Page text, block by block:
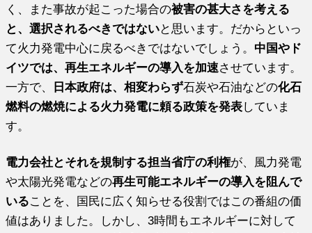
く、また事故が起こった場合の被害の甚大さを考える
と、選択されるべきではないと思います。だからといっ
て火力発電中心に戻るべきではないでしょう。 中国やド
イツでは、再生エネルギーの導入を加速させています。
一方で、
日本政府は、相変わらず石炭や石油などの化石
燃料の燃焼による火力発電に頼る政策を発表していま
す。
電力会社とそれを規制する担当省庁の利権が、風力発電
や太陽光発電などの再生可能エネルギーの導入を阻んで
いることを、国民に広く知らせる役割ではこの番組の価
値はありました。しかし、3時間もエネルギーに対して